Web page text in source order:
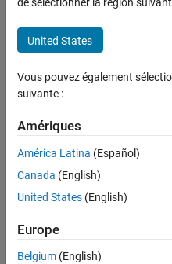
Configuration Parameters, Block
Parameters, and Inport Data
Communication Protocol Blocks
Computer
External Code Integration
FPGA Subsystem Configuration
Functional Mock-up Units
Functions
Topics
Apply Functional Mock-up
Apply FMU blocks in
Tune Functional Mock-Up
Time
United States
Vous pouvez également
suivante :
Amériques
América Latina (Español)
Canada (English)
United States (English)
Europe
Belgium (English)